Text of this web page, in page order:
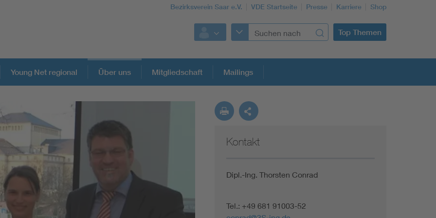
Bezirksverein Saar e.V. VDE Startseite Presse Karriere Shop
Top Themen
Weitere Themen
Assisted Living
Electromobility
Energy efficiency
Building Services Engineering
Information and communications technology ICT
Young Net regional Über uns Mitgliedschaft Mailings
Kontakt
Dipl.-Ing. Thorsten Conrad
Tel.: +49 681 91003-52